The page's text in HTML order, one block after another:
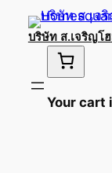
บริษัท ส.เจริญโ
Your cart